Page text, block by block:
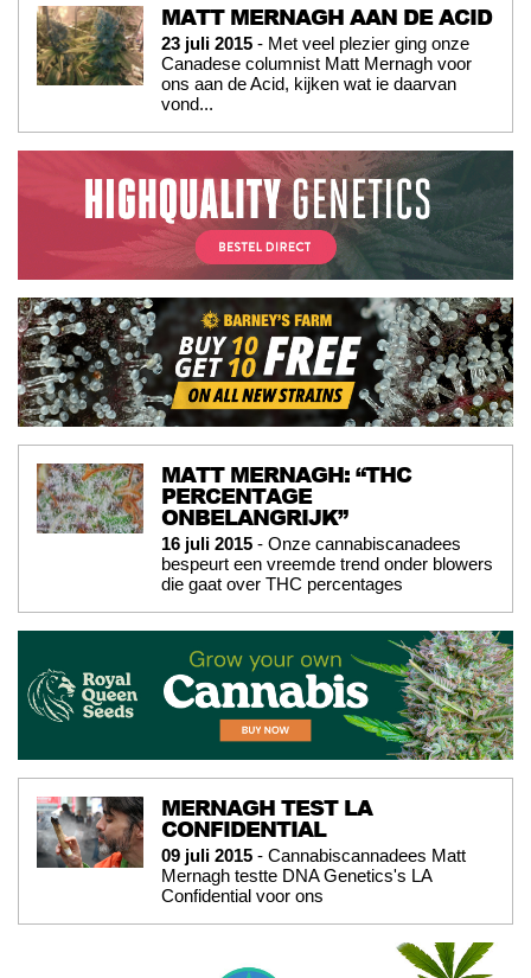
MATT MERNAGH AAN DE ACID
23 juli 2015 - Met veel plezier ging onze
Canadese columnist Matt Mernagh voor
ons aan de Acid, kijken wat ie daarvan
vond...
MATT MERNAGH: “THC
PERCENTAGE
ONBELANGRIJK”
16 juli 2015 - Onze cannabiscanadees
bespeurt een vreemde trend onder blowers
die gaat over THC percentages
MERNAGH TEST LA
CONFIDENTIAL
09 juli 2015 - Cannabiscannadees Matt
Mernagh testte DNA Genetics's LA
Confidential voor ons